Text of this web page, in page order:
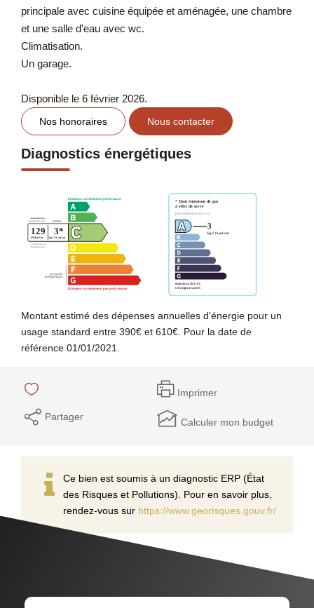
principale avec cuisine équipée et aménagée, une chambre
et une salle d'eau avec wc.
Climatisation.
Un garage.
Disponible le 6 février 2026.
Nos honoraires Nous contacter
Diagnostics énergétiques
Montant estimé des dépenses annuelles d'énergie pour un
usage standard entre 390€ et 610€. Pour la date de
référence 01/01/2021.
Imprimer
Partager Calculer mon budget
Ce bien est soumis à un diagnostic ERP (État
des Risques et Pollutions). Pour en savoir plus,
rendez-vous sur https://www.georisques.gouv.fr/